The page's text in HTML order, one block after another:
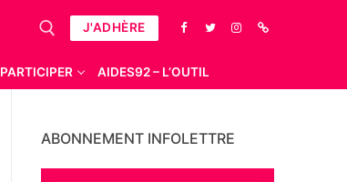
J'ADHÈRE
PARTICIPER AIDES92 – L’OUTIL
ABONNEMENT INFOLETTRE